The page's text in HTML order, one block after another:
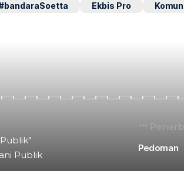
Ekbis Pro
Publik
Pedoman